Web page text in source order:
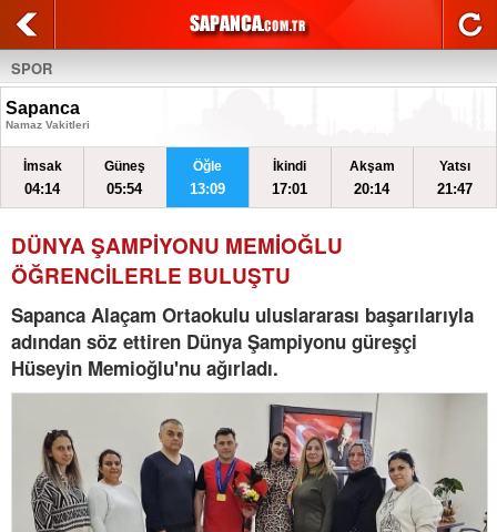
SPOR
Sapanca
Namaz Vakitleri
İmsak
04:14
Güneş
05:54
Öğle
13:09
İkindi
17:01
Akşam
20:14
Yatsı
21:47
DÜNYA ŞAMPİYONU MEMİOĞLU
ÖĞRENCİLERLE BULUŞTU
Sapanca Alaçam Ortaokulu uluslararası başarılarıyla
adından söz ettiren Dünya Şampiyonu güreşçi
Hüseyin Memioğlu'nu ağırladı.